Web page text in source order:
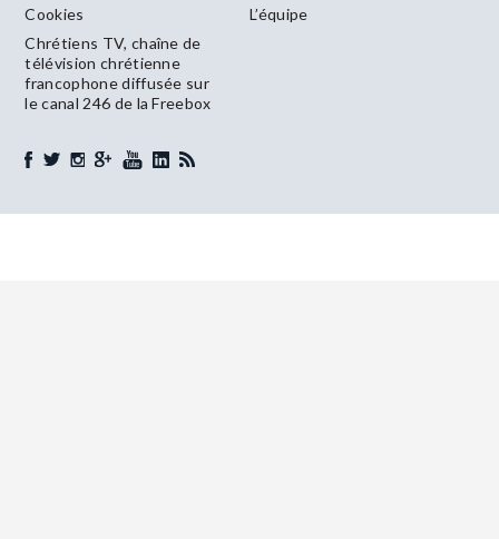
Cookies
L’équipe
Chrétiens TV, chaîne de
télévision chrétienne
francophone diffusée sur
le canal 246 de la Freebox